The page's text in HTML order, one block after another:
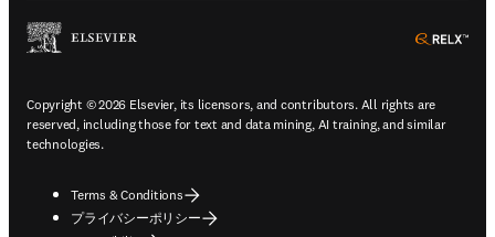
Copyright © 2026 Elsevier, its licensors, and contributors. All rights are
reserved, including those for text and data mining, AI training, and similar
technologies.
Terms & Conditions
プライバシーポリシー